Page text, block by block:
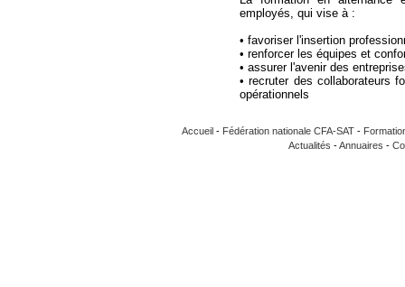
employés, qui vise à :
• favoriser l'insertion
• renforcer les équipes et
• assurer l'avenir des
• recruter des collaborateurs
opérationnels
Accueil - Fédération nationale CFA-SAT -
Actualités -Annuaires -